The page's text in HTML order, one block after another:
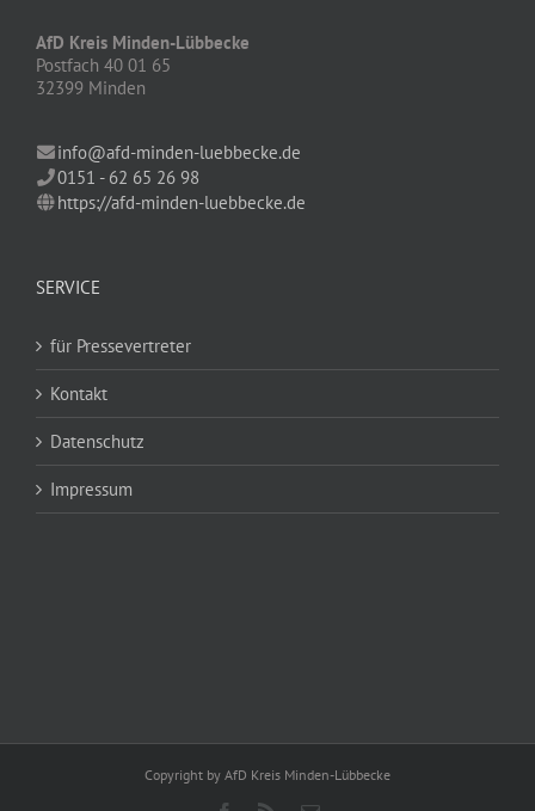
AfD Kreis Minden-Lübbecke
Postfach 40 01 65
32399 Minden
info@afd-minden-luebbecke.de
0151 - 62 65 26 98
https://afd-minden-luebbecke.de
SERVICE
für Pressevertreter
Kontakt
Datenschutz
Impressum
Copyright by AfD Kreis Minden-Lübbecke